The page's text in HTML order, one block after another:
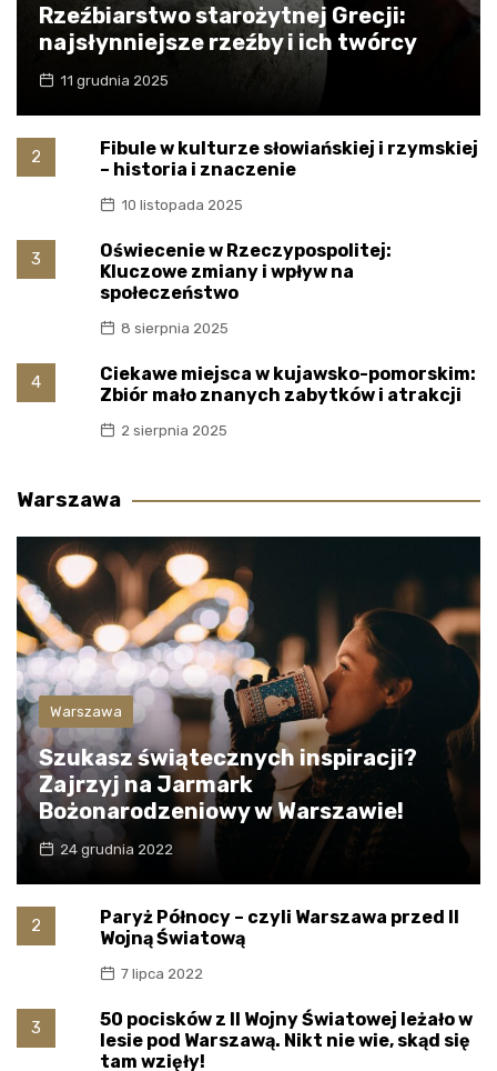
Rzeźbiarstwo starożytnej Grecji:
najsłynniejsze rzeźby i ich twórcy
11 grudnia 2025
2
Fibule w kulturze słowiańskiej i rzymskiej
– historia i znaczenie
10 listopada 2025
3
Oświecenie w Rzeczypospolitej:
Kluczowe zmiany i wpływ na
społeczeństwo
8 sierpnia 2025
4
Ciekawe miejsca w kujawsko-pomorskim:
Zbiór mało znanych zabytków i atrakcji
2 sierpnia 2025
Warszawa
Warszawa
Szukasz świątecznych inspiracji?
Zajrzyj na Jarmark
Bożonarodzeniowy w Warszawie!
24 grudnia 2022
2
Paryż Północy – czyli Warszawa przed II
Wojną Światową
7 lipca 2022
3
50 pocisków z II Wojny Światowej leżało w
lesie pod Warszawą. Nikt nie wie, skąd się
tam wzięły!